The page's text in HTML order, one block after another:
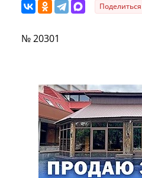
Поделиться
№ 20301